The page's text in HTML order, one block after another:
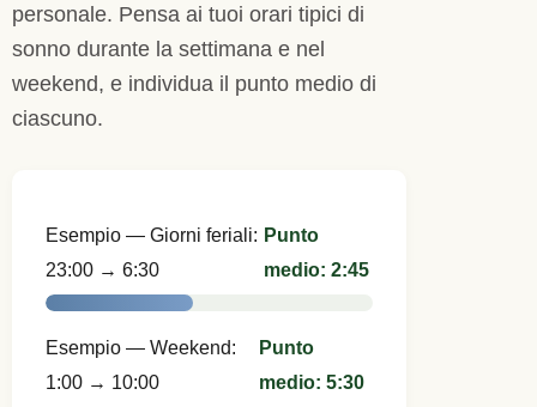
personale. Pensa ai tuoi orari tipici di
sonno durante la settimana e nel
weekend, e individua il punto medio di
ciascuno.
Esempio — Giorni feriali:
23:00 → 6:30
Punto
medio: 2:45
Esempio — Weekend:
1:00 → 10:00
Punto
medio: 5:30